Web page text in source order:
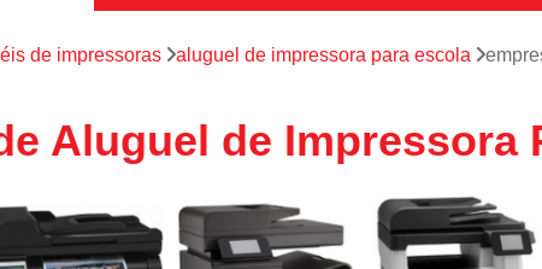
de impressoras aluguel de impressora para escola
Aluguel de Impressora